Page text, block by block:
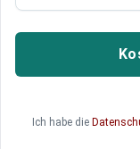
es keinen
Der
darauf hin,
der
Ich habe die